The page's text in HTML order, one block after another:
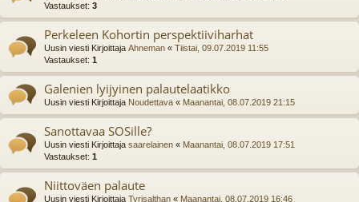
Vastaukset: 3
Perkeleen Kohortin perspektiiviharhat
Uusin viesti Kirjoittaja Ahneman « Tiistai, 09.07.2019 11:55
Vastaukset: 1
Galenien lyijyinen palautelaatikko
Uusin viesti Kirjoittaja Noudettava « Maanantai, 08.07.2019 21:15
Sanottavaa SOSille?
Uusin viesti Kirjoittaja saarelainen « Maanantai, 08.07.2019 17:51
Vastaukset: 1
Niittoväen palaute
Uusin viesti Kirjoittaja Tyrisalthan « Maanantai, 08.07.2019 16:46